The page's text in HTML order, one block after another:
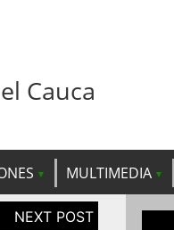
Cauca
MULTIMEDIA